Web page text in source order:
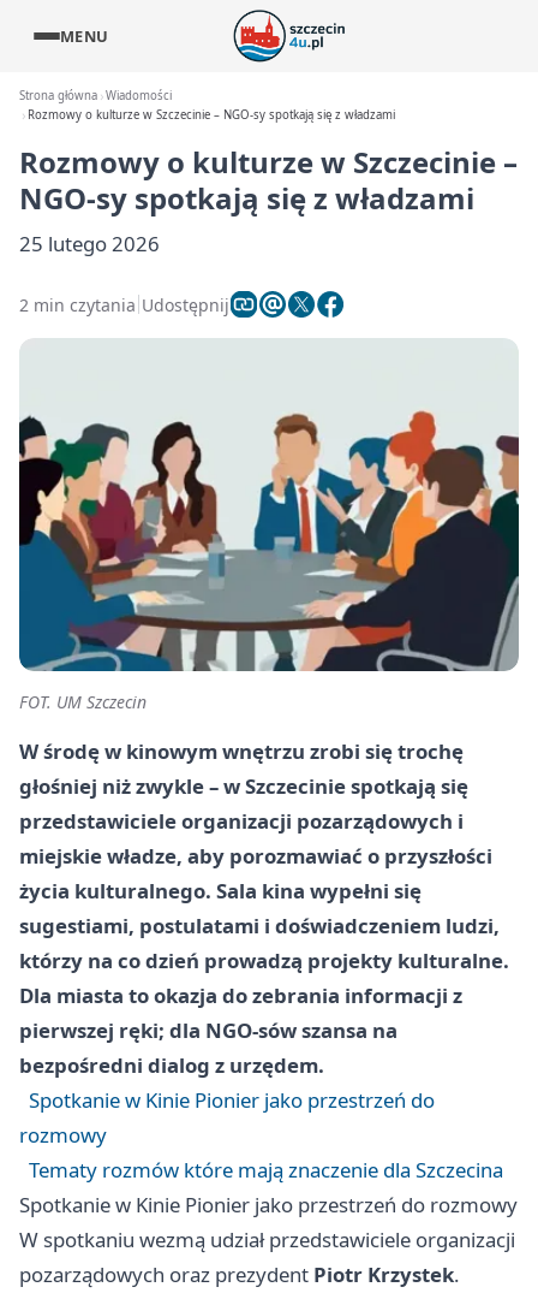
MENU
Strona główna Wiadomości
Rozmowy o kulturze w Szczecinie – NGO-sy spotkają się z władzami
Rozmowy o kulturze w Szczecinie –
NGO-sy spotkają się z władzami
25 lutego 2026
2 min czytania Udostępnij
FOT. UM Szczecin
W środę w kinowym wnętrzu zrobi się trochę
głośniej niż zwykle – w Szczecinie spotkają się
przedstawiciele organizacji pozarządowych i
miejskie władze, aby porozmawiać o przyszłości
życia kulturalnego. Sala kina wypełni się
sugestiami, postulatami i doświadczeniem ludzi,
którzy na co dzień prowadzą projekty kulturalne.
Dla miasta to okazja do zebrania informacji z
pierwszej ręki; dla NGO-sów szansa na
bezpośredni dialog z urzędem.
Spotkanie w Kinie Pionier jako przestrzeń do
rozmowy
Tematy rozmów które mają znaczenie dla Szczecina
Spotkanie w Kinie Pionier jako przestrzeń do rozmowy
W spotkaniu wezmą udział przedstawiciele organizacji
pozarządowych oraz prezydent Piotr Krzystek.